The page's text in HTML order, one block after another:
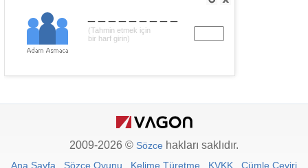
(Tahmin etmek için
bir harf girin)
2009-2026 © Sözce hakları saklıdır.
Ana Sayfa Sözce Oyunu Kelime Türetme KVKK Cümle Çeviri